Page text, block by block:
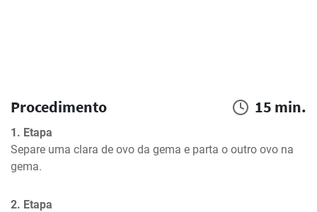
Procedimento 15 min.
1. Etapa
Separe uma clara de ovo da gema e parta o outro ovo na
gema.
2. Etapa